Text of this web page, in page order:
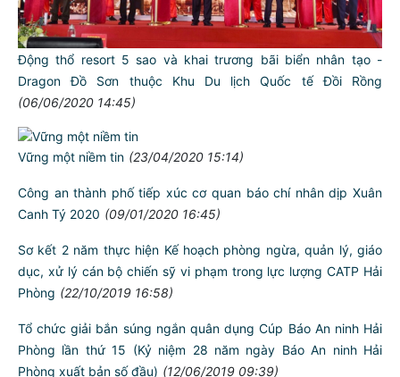
Động thổ resort 5 sao và khai trương bãi biển nhân tạo -
Dragon Đồ Sơn thuộc Khu Du lịch Quốc tế Đồi Rồng
(06/06/2020 14:45)
Vững một niềm tin (23/04/2020 15:14)
Công an thành phố tiếp xúc cơ quan báo chí nhân dịp Xuân
Canh Tý 2020 (09/01/2020 16:45)
Sơ kết 2 năm thực hiện Kế hoạch phòng ngừa, quản lý, giáo
dục, xử lý cán bộ chiến sỹ vi phạm trong lực lượng CATP Hải
Phòng (22/10/2019 16:58)
Tổ chức giải bắn súng ngắn quân dụng Cúp Báo An ninh Hải
Phòng lần thứ 15 (Kỷ niệm 28 năm ngày Báo An ninh Hải
Phòng xuất bản số đầu) (12/06/2019 09:39)